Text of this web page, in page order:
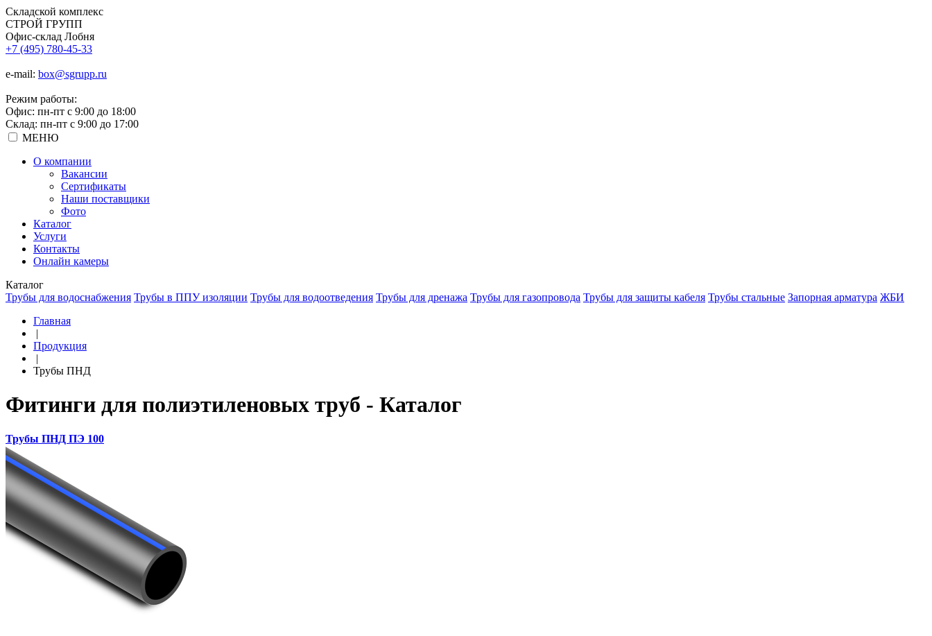
Складской комплекс
СТРОЙ ГРУПП
Офис-склад Лобня
+7 (495) 780-45-33
e-mail: box@sgrupp.ru
Режим работы:
Офис: пн-пт с 9:00 до 18:00
Склад: пн-пт с 9:00 до 17:00
МЕНЮ
О компании
Вакансии
Сертификаты
Наши поставщики
Фото
Каталог
Услуги
Контакты
Онлайн камеры
Каталог
Трубы для водоснабжения Трубы в ППУ изоляции Трубы для водоотведения Трубы для дренажа Трубы для газопровода Трубы для защиты кабеля Трубы стальные Запорная арматура ЖБИ
Главная
|
Продукция
|
Трубы ПНД
Фитинги для полиэтиленовых труб - Каталог
Трубы ПНД ПЭ 100